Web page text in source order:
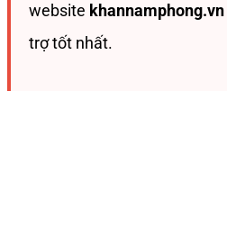
website khannamphong.vn
trợ tốt nhất.